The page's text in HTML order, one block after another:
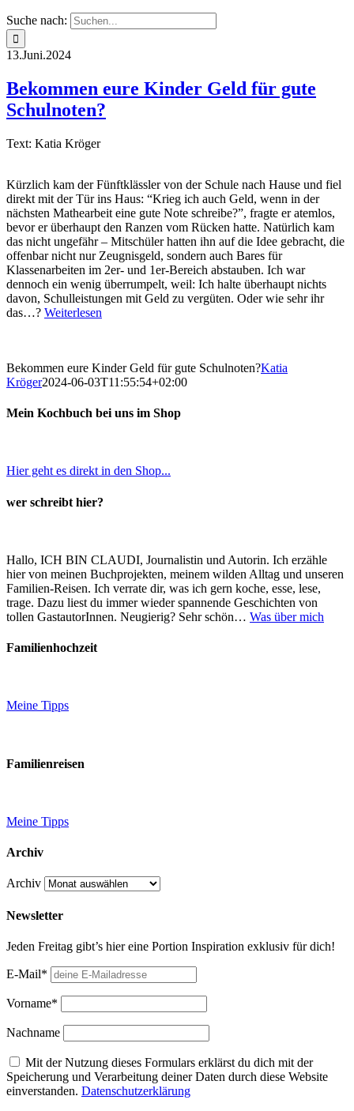
Suche nach:
13.Juni.2024
Bekommen eure Kinder Geld für gute
Schulnoten?
Text: Katia Kröger
Kürzlich kam der Fünftklässler von der Schule nach Hause und fiel
direkt mit der Tür ins Haus: “Krieg ich auch Geld, wenn in der
nächsten Mathearbeit eine gute Note schreibe?”, fragte er atemlos,
bevor er überhaupt den Ranzen vom Rücken hatte. Natürlich kam
das nicht ungefähr – Mitschüler hatten ihn auf die Idee gebracht, die
offenbar nicht nur Zeugnisgeld, sondern auch Bares für
Klassenarbeiten im 2er- und 1er-Bereich abstauben. Ich war
dennoch ein wenig überrumpelt, weil: Ich halte überhaupt nichts
davon, Schulleistungen mit Geld zu vergüten. Oder wie sehr ihr
das…? Weiterlesen
Bekommen eure Kinder Geld für gute Schulnoten?Katia
Kröger2024-06-03T11:55:54+02:00
Mein Kochbuch bei uns im Shop
Hier geht es direkt in den Shop...
wer schreibt hier?
Hallo, ICH BIN CLAUDI, Journalistin und Autorin. Ich erzähle
hier von meinen Buchprojekten, meinem wilden Alltag und unseren
Familien-Reisen. Ich verrate dir, was ich gern koche, esse, lese,
trage. Dazu liest du immer wieder spannende Geschichten von
tollen GastautorInnen. Neugierig? Sehr schön… Was über mich
Familienhochzeit
Meine Tipps
Familienreisen
Meine Tipps
Archiv
Archiv
Newsletter
Jeden Freitag gibt’s hier eine Portion Inspiration exklusiv für dich!
E-Mail*
Vorname*
Nachname
Mit der Nutzung dieses Formulars erklärst du dich mit der
Speicherung und Verarbeitung deiner Daten durch diese Website
einverstanden. Datenschutzerklärung